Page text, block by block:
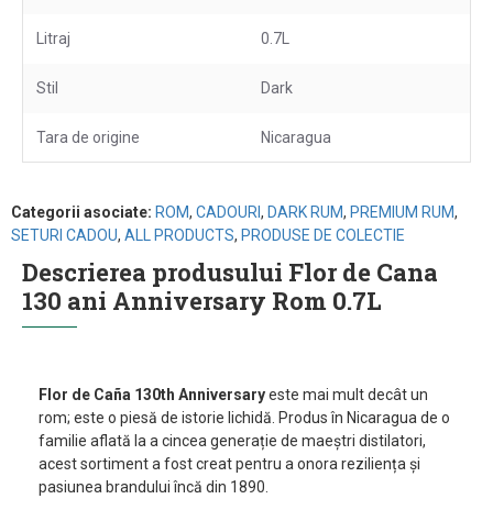
Litraj 0.7L
Stil Dark
Tara de origine Nicaragua
Categorii asociate: ROM, CADOURI, DARK RUM, PREMIUM RUM,
SETURI CADOU, ALL PRODUCTS, PRODUSE DE COLECTIE
Descrierea produsului Flor de Cana
130 ani Anniversary Rom 0.7L
Flor de Caña 130th Anniversaryeste mai mult decât un
rom; este o piesă de istorie lichidă. Produs în Nicaragua de o
familie aflată la a cincea generație de maeștri distilatori,
acest sortiment a fost creat pentru a onora reziliența și
pasiunea brandului încă din 1890.